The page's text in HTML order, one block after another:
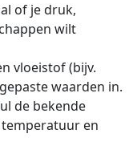
of je druk,
wilt
vloeistof (bijv.
waarden in.
de bekende
en